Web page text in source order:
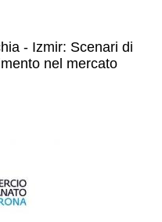
- Izmir: Scenari di
nel mercato